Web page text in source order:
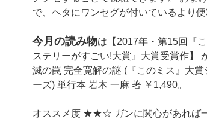
で、ヘタにワンセグが付いているより便
今月の読み物は【2017年・第15回『こ
ステリーがすごい!大賞』大賞受賞作】
滅の罠 完全寛解の謎 (『このミス』大賞
ーズ) 単行本 岩木 一麻 著 ￥1,490。
オススメ度 ★★☆ ガンに関心があれば